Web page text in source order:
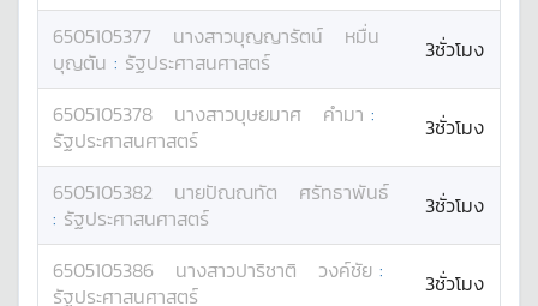
6505105377 นางสาวบุญญารัตน์
หมื่น
บุญตัน : รัฐประศาสนศาสตร์ 3ชั่วโมง
6505105378 นางสาวบุษยมาศ คำมา :
รัฐประศาสนศาสตร์
3ชั่วโมง
6505105382 นายปัณณทัต
ศรัทธาพันธ์
: รัฐประศาสนศาสตร์ 3ชั่วโมง
6505105386 นางสาวปาริชาติ วงค์ชัย :
รัฐประศาสนศาสตร์
3ชั่วโมง